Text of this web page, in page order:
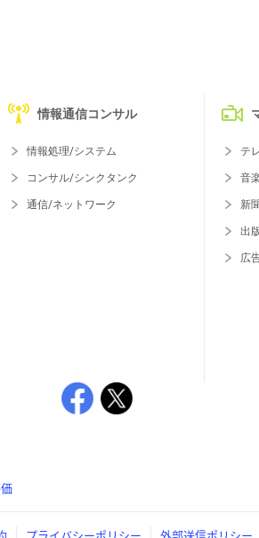
情報通信コンサル
情報処理/システム
コンサル/シンクタンク
通信/ネットワーク
テ
音
新
出
広